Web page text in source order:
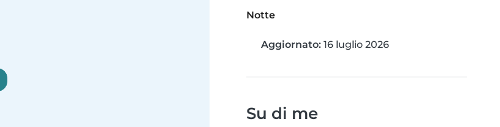
Notte
Aggiornato: 16 luglio 2026
Su di me